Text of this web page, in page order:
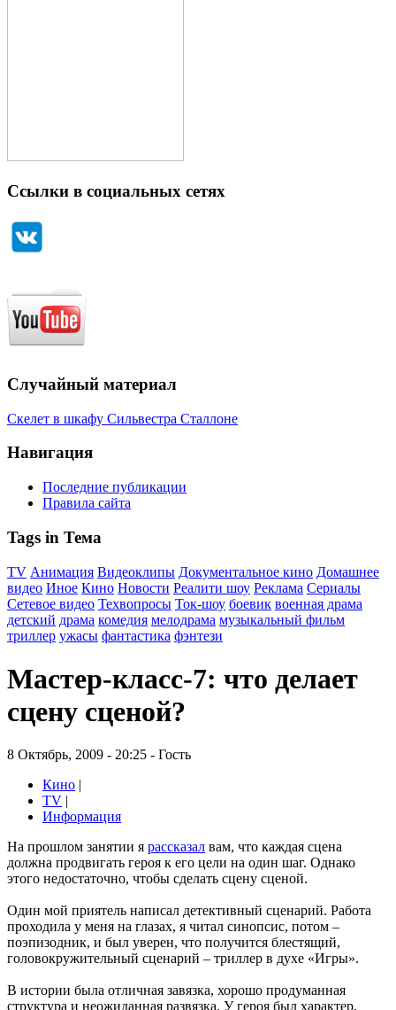
Ссылки в социальных сетях
Случайный материал
Скелет в шкафу Сильвестра Сталлоне
Навигация
Последние публикации
Правила сайта
Tags in Тема
TV Анимация Видеоклипы Документальное кино Домашнее
видео Иное Кино Новости Реалити шоу Реклама Сериалы
Сетевое видео Техвопросы Ток-шоу боевик военная драма
детский драма комедия мелодрама музыкальный фильм
триллер ужасы фантастика фэнтези
Мастер-класс-7: что делает
сцену сценой?
8 Октябрь, 2009 - 20:25 - Гость
Кино |
TV |
Информация
На прошлом занятии я рассказал вам, что каждая сцена
должна продвигать героя к его цели на один шаг. Однако
этого недостаточно, чтобы сделать сцену сценой.
Один мой приятель написал детективный сценарий. Работа
проходила у меня на глазах, я читал синопсис, потом –
поэпизодник, и был уверен, что получится блестящий,
головокружительный сценарий – триллер в духе «Игры».
В истории была отличная завязка, хорошо продуманная
структура и неожиданная развязка. У героя был характер,